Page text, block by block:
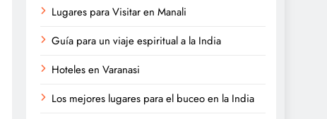
Lugares para Visitar en Manali
Guía para un viaje espiritual a la India
Hoteles en Varanasi
Los mejores lugares para el buceo en la India